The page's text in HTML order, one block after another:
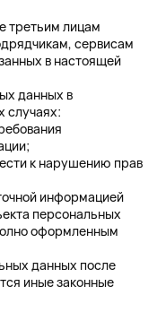
третьим лицам
сервисам
в настоящей
данных в
случаях:
к нарушению прав
информацией
персональных
оформленным
данных после
иные законные